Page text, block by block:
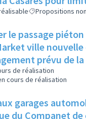
Propositions
le passage
ville nouvelle
prévu de
de réalisation
cours de réalisation
garages
du Companet de